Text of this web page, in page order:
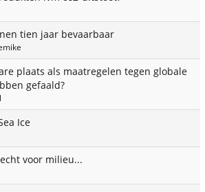
tien jaar bevaarbaar
plaats als maatregelen tegen globale
gefaald?
Ice
voor milieu...